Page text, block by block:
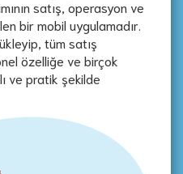
satış, operasyon ve
bir mobil uygulamadır.
tüm satış
özelliğe ve birçok
ve pratik şekilde